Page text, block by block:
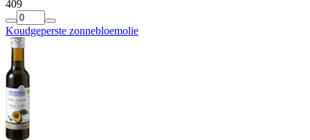
409
Koudgeperste zonnebloemolie